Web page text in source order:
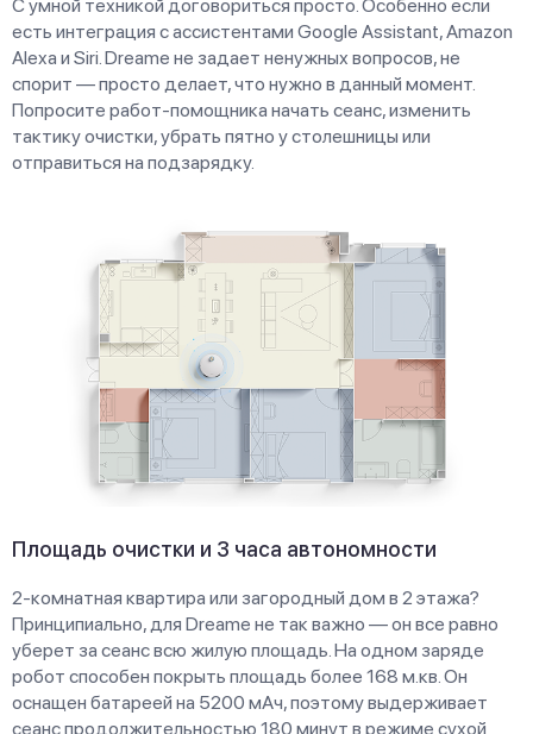
С умной техникой договориться просто. Особенно если
есть интеграция с ассистентами Google Assistant, Amazon
Alexa и Siri. Dreame не задает ненужных вопросов, не
спорит — просто делает, что нужно в данный момент.
Попросите работ-помощника начать сеанс, изменить
тактику очистки, убрать пятно у столешницы или
отправиться на подзарядку.
Площадь очистки и 3 часа автономности
2-комнатная квартира или загородный дом в 2 этажа?
Принципиально, для Dreame не так важно — он все равно
уберет за сеанс всю жилую площадь. На одном заряде
робот способен покрыть площадь более 168 м.кв. Он
оснащен батареей на 5200 мАч, поэтому выдерживает
сеанс продолжительностью 180 минут в режиме сухой